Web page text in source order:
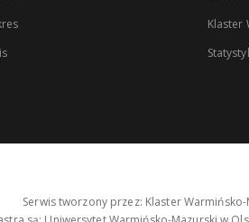
Klaster
Serwis tworzony przez: Klaster